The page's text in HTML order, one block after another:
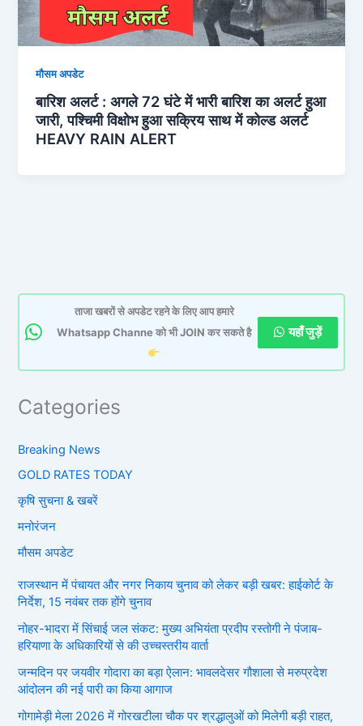
मौसम अपडेट
बारिश अलर्ट : अगले 72 घंटे में भारी बारिश का अलर्ट हुआ
जारी, पश्चिमी विक्षोभ हुआ सक्रिय साथ में कोल्ड अलर्ट
HEAVY RAIN ALERT
ताजा खबरों से अपडेट रहने के लिए आप हमारे
Whatsapp Channe को भी JOIN कर सकते है
यहाँ जुड़ें
Categories
Breaking News
GOLD RATES TODAY
कृषि सुचना & खबरें
मनोरंजन
मौसम अपडेट
राजस्थान में पंचायत और नगर निकाय चुनाव को लेकर बड़ी खबर: हाईकोर्ट के
निर्देश, 15 नवंबर तक होंगे चुनाव
नोहर-भादरा में सिंचाई जल संकट: मुख्य अभियंता प्रदीप रस्तोगी ने पंजाब-
हरियाणा के अधिकारियों से की उच्चस्तरीय वार्ता
जन्मदिन पर जयवीर गोदारा का बड़ा ऐलान: भावलदेसर गौशाला से मरुप्रदेश
आंदोलन की नई पारी का किया आगाज
गोगामेड़ी मेला 2026 में गोरखटीला चौक पर श्रद्धालुओं को मिलेगी बड़ी राहत,